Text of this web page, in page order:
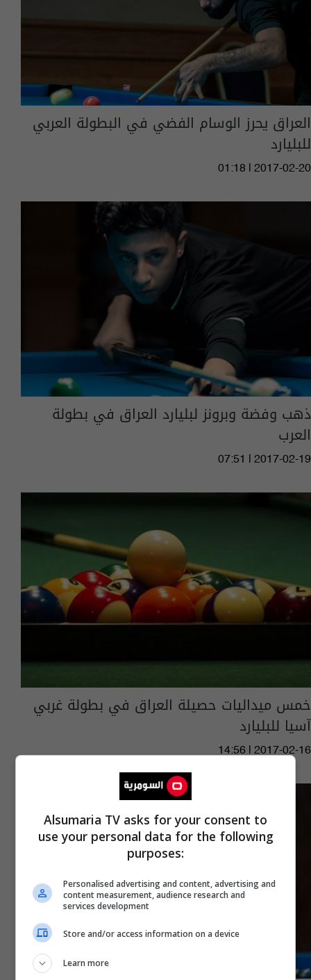
العراق يحرز الوسام الفضي في البطولة العربي
للبليارد
01:18 | 2017-02-20
ذهب وفضة وبرونز لبليارد العراق في بطولة
العرب
07:51 | 2017-02-19
خمس ميداليات حصيلة العراق في بطولة غربي
آسيا للبليارد
14:56 | 2017-02-16
Alsumaria TV asks for your consent to
use your personal data for the following
purposes:
Personalised advertising and content, advertising and
content measurement, audience research and
services development
Store and/or access information on a device
Learn more